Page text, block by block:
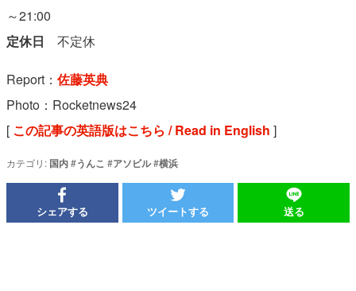
～21:00
定休日 不定休
Report： 佐藤英典
Photo：Rocketnews24
[ この記事の英語版はこちら / Read in English ]
カテゴリ: 国内#うんこ #アソビル#横浜
シェアする ツイートする 送る